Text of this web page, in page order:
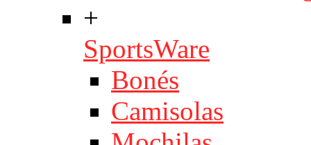
+
SportsWare
Bonés
Camisolas